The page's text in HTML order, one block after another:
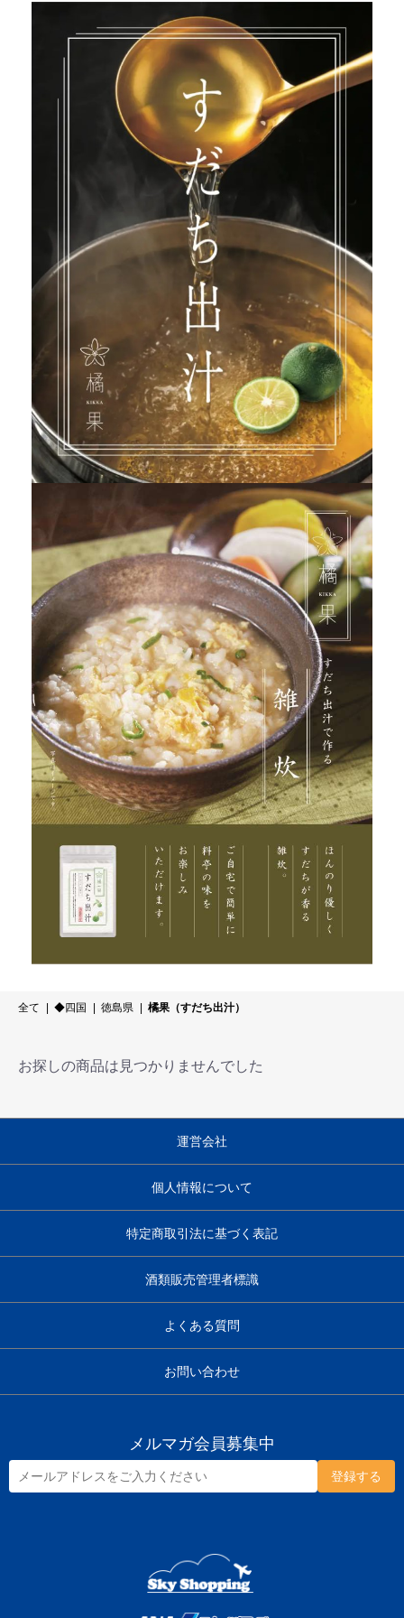
全て ◆四国 徳島県 橘果（すだち出汁）
お探しの商品は見つかりませんでした
運営会社
個人情報について
特定商取引法に基づく表記
酒類販売管理者標識
よくある質問
お問い合わせ
メルマガ会員募集中